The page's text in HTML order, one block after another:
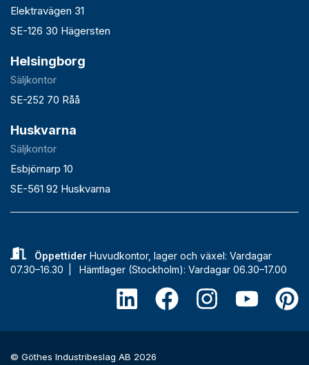
Elektravägen 31
SE-126 30 Hägersten
Helsingborg
Säljkontor
SE-252 70 Råå
Huskvarna
Säljkontor
Esbjörnarp 10
SE-561 92 Huskvarna
ÖppettiderHuvudkontor, lager och växel: Vardagar
07.30–16.30 | Hämtlager (Stockholm): Vardagar 06.30–17.00
© Göthes Industribeslag AB 2026